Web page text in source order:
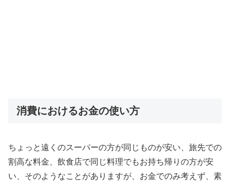
消費におけるお金の使い方
ちょっと遠くのスーパーの方が同じものが安い、旅先での
割高な料金、飲食店で同じ料理でもお持ち帰りの方が安
い、そのようなことがありますが、お金でのみ考えず、素